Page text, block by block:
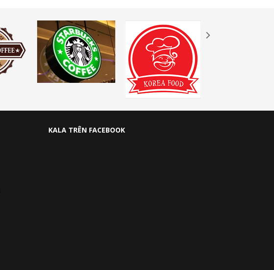
KALA TRÊN FACEBOOK